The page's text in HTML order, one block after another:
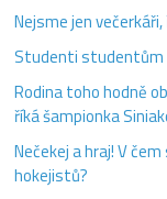
Nejsme jen
Studenti studentům
Rodina toho hodně
říká šampionka
Nečekej a hraj! V
hokejistů?